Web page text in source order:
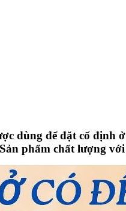
dùng để đặt cố định
phẩm chất lượng